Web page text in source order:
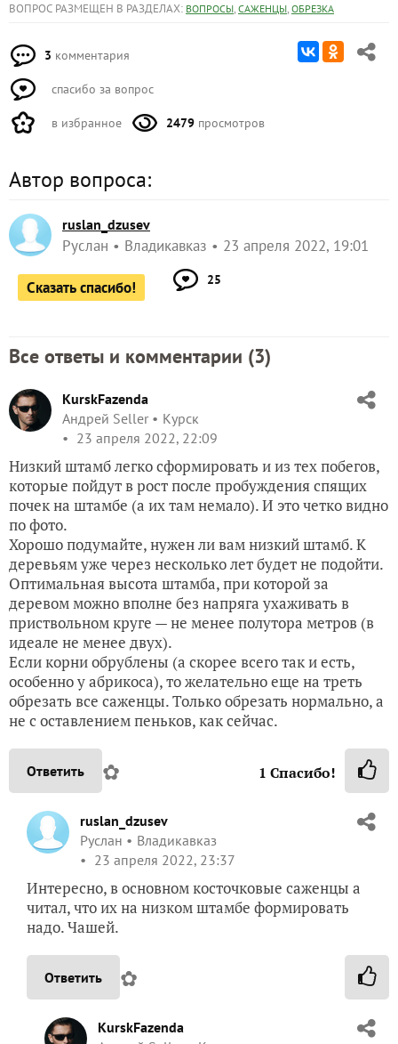
ВОПРОС РАЗМЕЩЕН В РАЗДЕЛАХ: ВОПРОСЫ, САЖЕНЦЫ, ОБРЕЗКА
3 комментария
спасибо за вопрос
в избранное 2479 просмотров
Автор вопроса:
ruslan_dzusev
Руслан Владикавказ 23 апреля 2022, 19:01
Сказать спасибо! 25
Все ответы и комментарии (3)
KurskFazenda
Андрей Seller
Курск
23 апреля 2022, 22:09
Низкий штамб легко сформировать и из тех побегов,
которые пойдут в рост после пробуждения спящих
почек на штамбе (а их там немало). И это четко видно
по фото.
Хорошо подумайте, нужен ли вам низкий штамб. К
деревьям уже через несколько лет будет не подойти.
Оптимальная высота штамба, при которой за
деревом можно вполне без напряга ухаживать в
приствольном круге — не менее полутора метров (в
идеале не менее двух).
Если корни обрублены (а скорее всего так и есть,
особенно у абрикоса), то желательно еще на треть
обрезать все саженцы. Только обрезать нормально, а
не с оставлением пеньков, как сейчас.
Ответить ✿ 1 Спасибо!
ruslan_dzusev
Руслан
Владикавказ
23 апреля 2022, 23:37
Интересно, в основном косточковые саженцы а
читал, что их на низком штамбе формировать
надо. Чашей.
Ответить ✿
KurskFazenda